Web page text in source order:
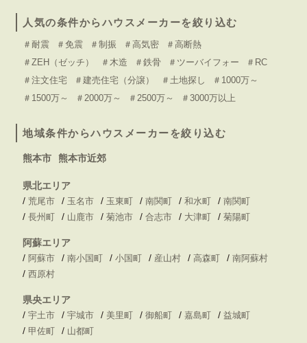
人気の条件からハウスメーカーを絞り込む
＃耐震 ＃免震 ＃制振 ＃高気密
＃高断熱
＃ZEH（ゼッチ）
＃木造 ＃鉄骨 ＃ツーバイフォー
＃RC
＃注文住宅
＃建売住宅（分譲） ＃土地探し
＃1000万～
＃1500万～
＃2000万～ ＃2500万～ ＃3000万以上
地域条件からハウスメーカーを絞り込む
熊本市 熊本市近郊
県北エリア
/ 荒尾市 / 玉名市 / 玉東町 / 南関町 / 和水町 / 南関町
/ 長州町 / 山鹿市 / 菊池市 / 合志市 / 大津町 / 菊陽町
阿蘇エリア
/ 阿蘇市 / 南小国町 / 小国町 / 産山村 / 高森町 / 南阿蘇村
/ 西原村
県央エリア
/ 宇土市 / 宇城市 / 美里町 / 御船町 / 嘉島町 / 益城町
/ 甲佐町 / 山都町